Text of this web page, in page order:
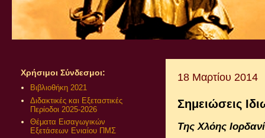
18 Μαρτίου 2014
Σημειώσεις
Της Χλόης
Χρήσιμοι Σύνδεσμοι:
Βιβλιοθήκη 2021
Διδακτικές και Εξεταστικές
Περίοδοι 2025-2026
Θέματα Εισαγωγικών
Εξετάσεων Ενιαίου ΠΜΣ